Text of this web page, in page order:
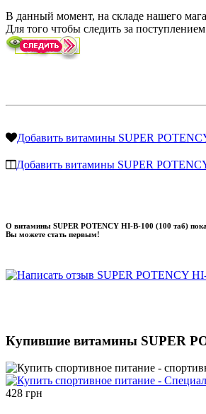
В данный момент, на складе нашего
Для того чтобы следить за
Добавить витамины SUPER
Добавить витамины SUPER
О витамины SUPER POTENCY HI-B-100 (100 таб)
Вы можете стать первым!
Купившие витамины SUPER
428 грн